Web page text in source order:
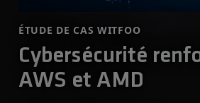
ÉTUDE DE CAS WITFOO
Cybersécurité
AWS et AMD